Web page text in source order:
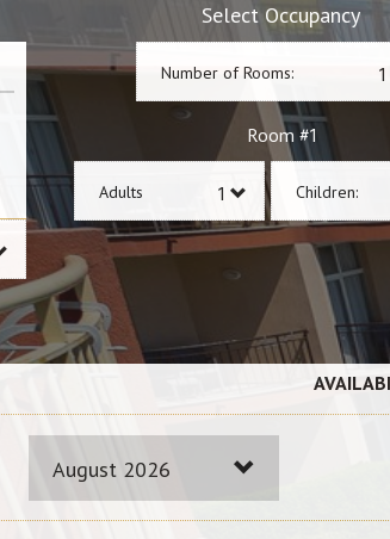
Select Occupancy
Number of Rooms:
Room #1
Adults Children:
August 2026